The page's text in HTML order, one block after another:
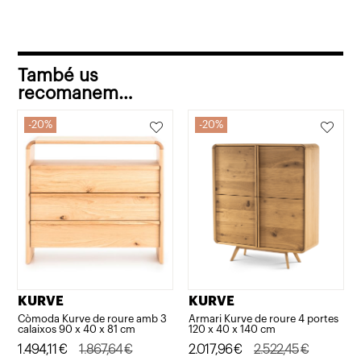
50
cm
També us
recomanem…
20%
KURVE
Còmoda Kurve de roure amb 3
calaixos 90 x 40 x 81 cm
1.867,64€
El
1.494,11 €
El
20%
KURVE
Armari Kurve de roure 4 portes
120 x 40 x 140 cm
2.522,45€
El
2.017,96€
El